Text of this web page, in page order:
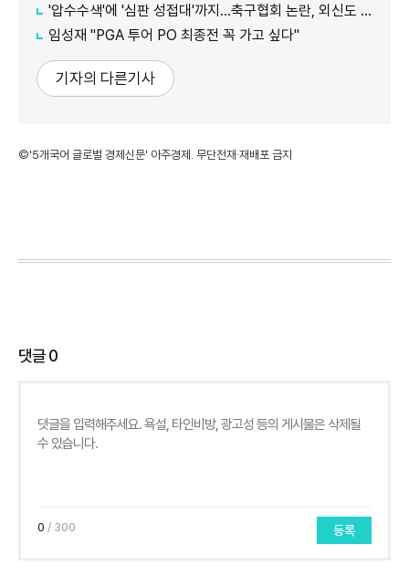
'압수수색'에 '심판 성접대'까지…축구협회 논란, 외신도 집중 조명
임성재 "PGA 투어 PO 최종전 꼭 가고 싶다"
기자의 다른기사
©'5개국어 글로벌 경제신문' 아주경제. 무단전재·재배포 금지
댓글0
0 / 300 등록